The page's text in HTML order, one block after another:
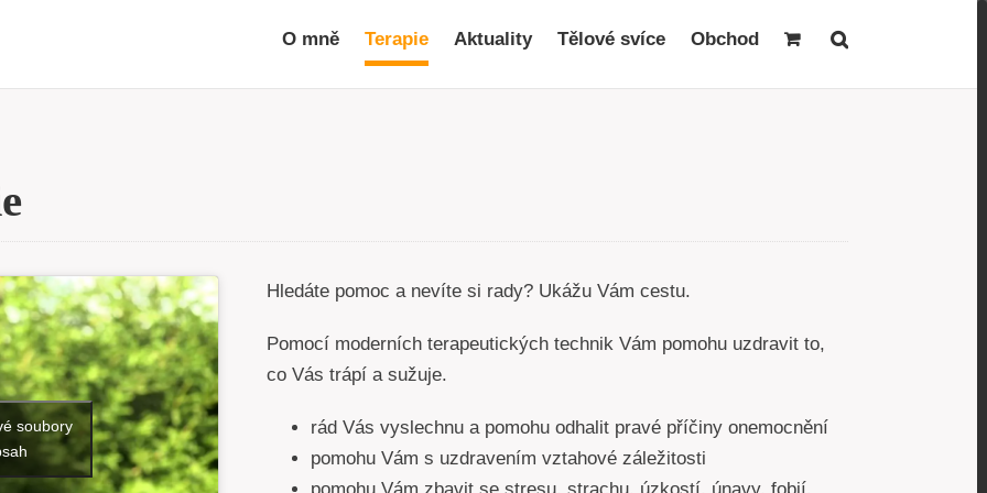
O mně Terapie Aktuality Tělové svíce Obchod
soubory
Hledáte pomoc a nevíte si rady? Ukážu Vám cestu.
Pomocí moderních terapeutických technik Vám pomohu uzdravit to,
co Vás trápí a sužuje.
rád Vás vyslechnu a pomohu odhalit pravé příčiny onemocnění
pomohu Vám s uzdravením vztahové záležitosti